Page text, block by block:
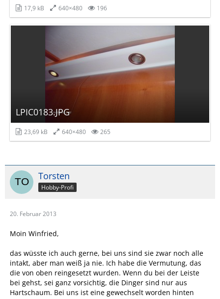
17,9 kB 640×480 196
LPIC0183.JPG
23,69 kB 640×480 265
Torsten
Hobby-Profi
20. Februar 2013
Moin Winfried,
das wüsste ich auch gerne, bei uns sind sie zwar noch alle
intakt, aber man weiß ja nie. Ich habe die Vermutung, das
die von oben reingesetzt wurden. Wenn du bei der Leiste
bei gehst, sei ganz vorsichtig, die Dinger sind nur aus
Hartschaum. Bei uns ist eine gewechselt worden hinten